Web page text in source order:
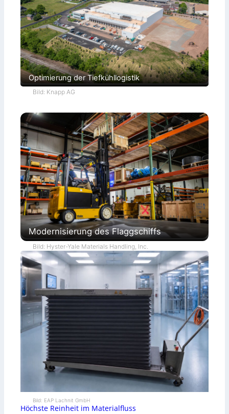
Optimierung der Tiefkühllogistik
Bild: Knapp AG
Modernisierung des Flaggschiffs
Bild: Hyster-Yale Materials Handling, Inc.
Bild: EAP Lachnit GmbH
Höchste Reinheit im Materialfluss